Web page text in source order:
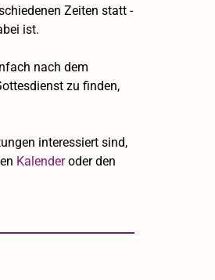
Zeiten statt -
ist.
nach dem
zu finden,
interessiert sind,
Kalenderoder den